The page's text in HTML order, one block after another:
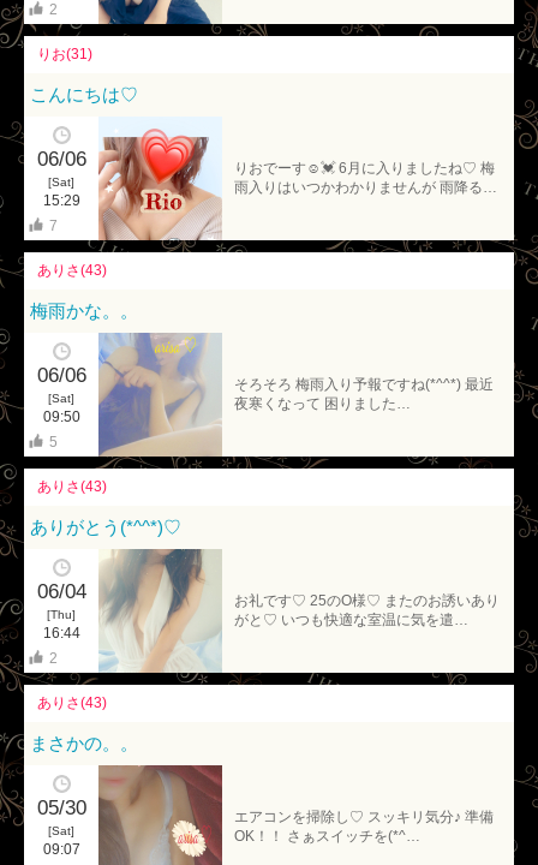
2
りお(31)
こんにちは♡
06/06
[Sat]
15:29
7
りおでーす☺️💓 6月に入りましたね♡ 梅
雨入りはいつかわかりませんが 雨降る…
ありさ(43)
梅雨かな。。
06/06
[Sat]
09:50
5
そろそろ 梅雨入り予報ですね(*^^*) 最近
夜寒くなって 困りました…
ありさ(43)
ありがとう(*^^*)♡
06/04
[Thu]
16:44
2
お礼です♡ 25のO様♡ またのお誘いあり
がと♡ いつも快適な室温に気を遣…
ありさ(43)
まさかの。。
05/30
[Sat]
09:07
エアコンを掃除し♡ スッキリ気分♪ 準備
OK！！ さぁスイッチを(*^…